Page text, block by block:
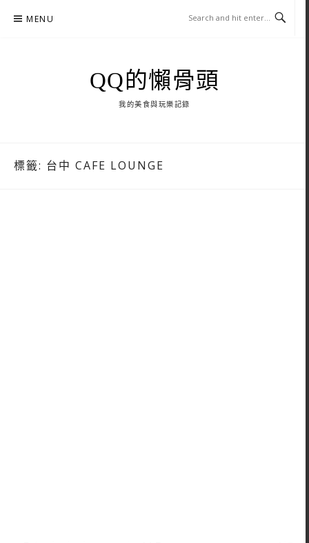
MENU
QQ的懶骨頭
我的美食與玩樂記錄
標籤: 台中 CAFE LOUNGE